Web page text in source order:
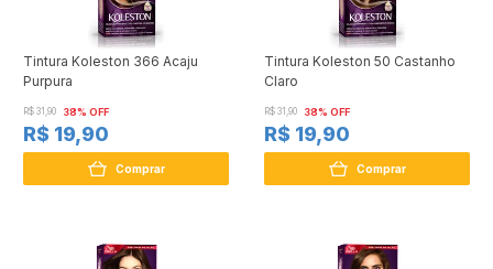
Tintura Koleston 366 Acaju
Purpura
R$ 31,90 38% OFF
R$ 19,90
Comprar
Tintura Koleston 50 Castanho
Claro
R$ 31,90 38% OFF
R$ 19,90
Comprar